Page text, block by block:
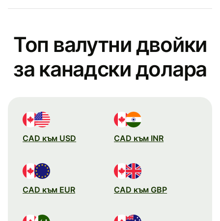
Топ валутни двойки
за канадски долара
CAD към USD CAD към INR
CAD към EUR CAD към GBP